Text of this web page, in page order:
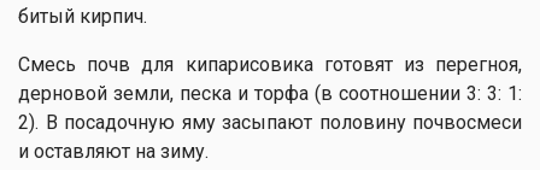
битый кирпич.
Смесь почв для кипарисовика готовят из перегноя,
дерновой земли, песка и торфа (в соотношении 3: 3: 1:
2). В посадочную яму засыпают половину почвосмеси
и оставляют на зиму.